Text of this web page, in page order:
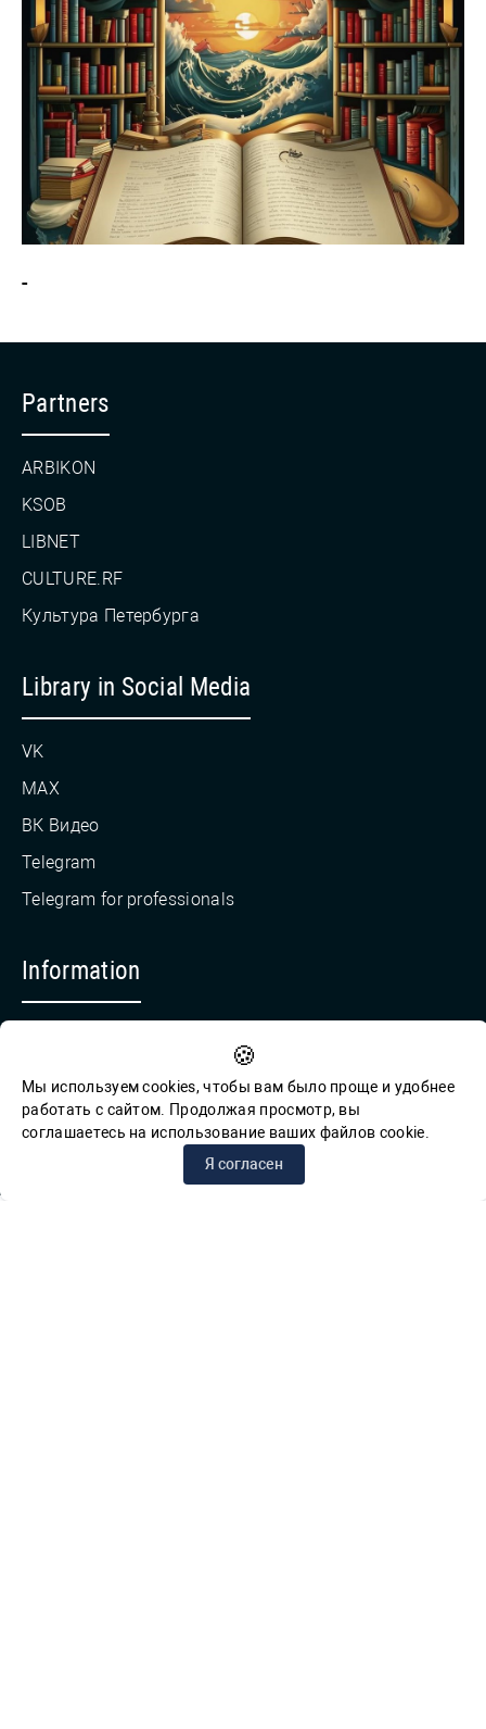
-
Partners
ARBIKON
KSOB
LIBNET
CULTURE.RF
Культура Петербурга
Library in Social Media
VK
MAX
ВК Видео
Telegram
Telegram for professionals
Information
Feedback for reports of corruption
© СПб ГБУК ГСЦБС, 2012-2026 гг.
🍪
Мы используем cookies, чтобы вам было проще и удобнее
работать с сайтом. Продолжая просмотр, вы
соглашаетесь на использование ваших файлов cookie.
Я согласен